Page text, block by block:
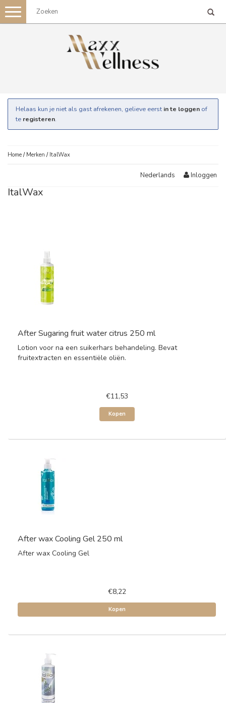
Toggle
navigation
Helaas kun je niet als gast afrekenen, gelieve eerst in te loggen of
te registeren.
Home / Merken / ItalWax
Nederlands Inloggen
ItalWax
After Sugaring fruit water citrus 250 ml
Lotion voor na een suikerhars behandeling. Bevat
fruitextracten en essentiële oliën.
€11,53
Kopen
After wax Cooling Gel 250 ml
After wax Cooling Gel
€8,22
Kopen